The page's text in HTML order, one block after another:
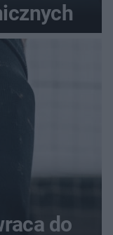
do